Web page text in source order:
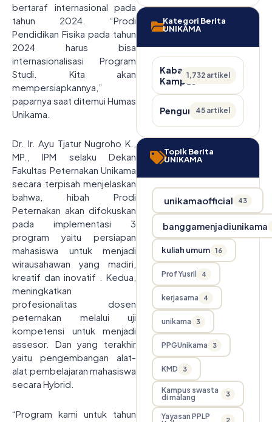
bertaraf internasional pada
tahun 2024. “Prodi
Pendidikan Fisika pada tahun
2024 harus bisa
internasionalisasi Program
Studi. Kita akan
mempersiapkannya,”
paparnya saat ditemui Humas
Unikama.
Dr. Ir. Ayu Tjatur Nugroho K.,
MP., IPM selaku Dekan
Fakultas Peternakan Unikama
secara terpisah menjelaskan
bahwa, hibah Prodi
Peternakan akan difokuskan
pada implementasi 3
program yaitu persiapan
mahasiswa untuk menjadi
wirausahawan yang madiri,
kreatif dan inovatif . Kedua,
meningkatkan
profesionalitas dosen
peternakan melalui uji
kompetensi untuk menjadi
assesor. Dan yang terakhir
yaitu pengembangan alat-
alat pembelajaran mahasiswa
secara Hybrid.
“Program kami untuk tahun
Kategori Berita
UNIKAMA
Kabar
Kampus
1,732 artikel
Pengumuman
45 artikel
Topik Berita
UNIKAMA
unikamaofficial 43
banggamenjadiunikama
kuliah umum 16
Prof Yusril 4
kerjasama 4
unikama 3
PPGUnikama 3
KMD 3
Kampus swasta
di malang
3
Yayasan PPLP
2